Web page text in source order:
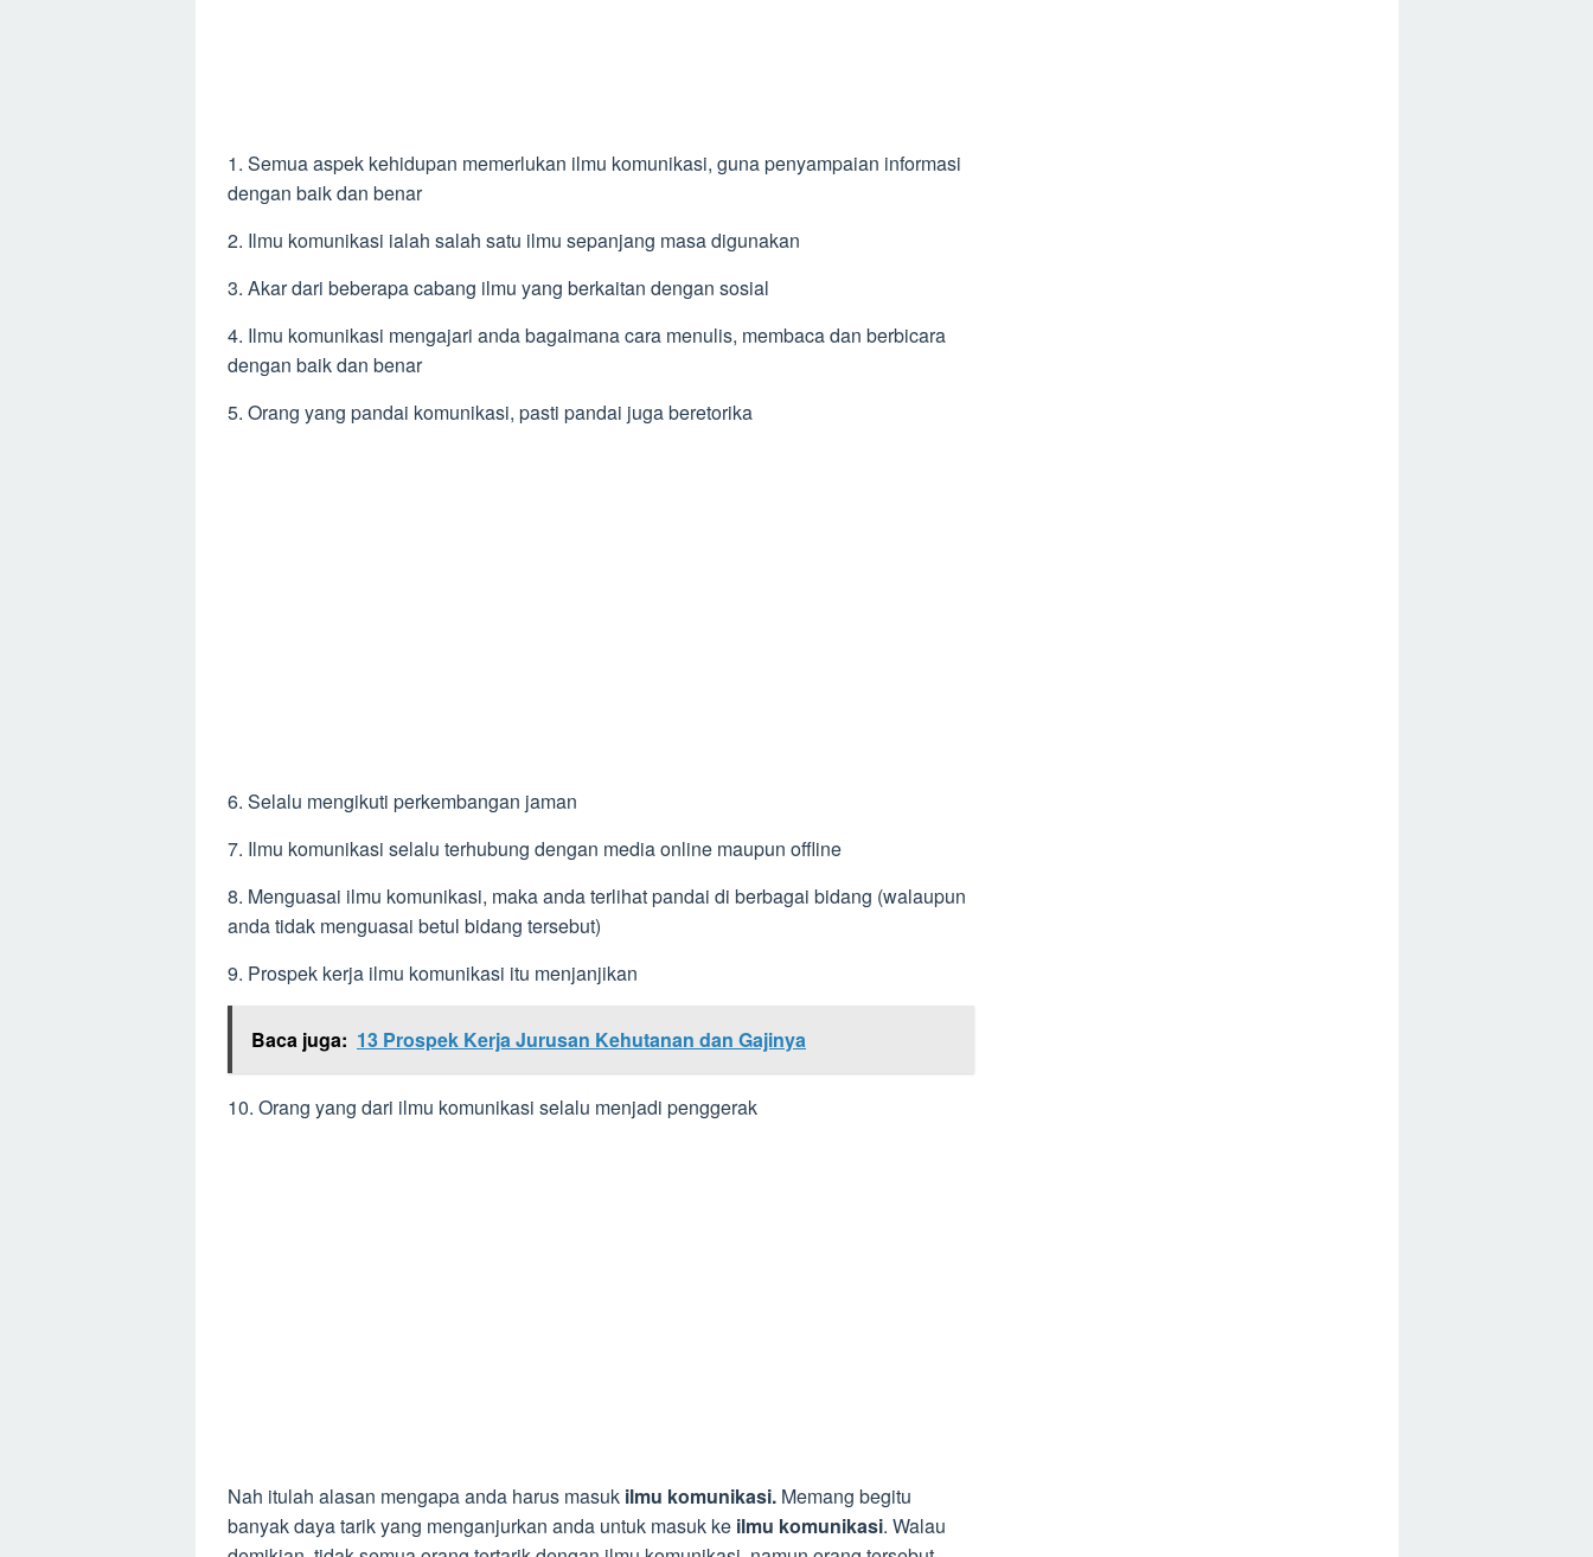
1. Semua aspek kehidupan memerlukan ilmu komunikasi, guna penyampaian informasi
dengan baik dan benar
2. Ilmu komunikasi ialah salah satu ilmu sepanjang masa digunakan
3. Akar dari beberapa cabang ilmu yang berkaitan dengan sosial
4. Ilmu komunikasi mengajari anda bagaimana cara menulis, membaca dan berbicara
dengan baik dan benar
5. Orang yang pandai komunikasi, pasti pandai juga beretorika
6. Selalu mengikuti perkembangan jaman
7. Ilmu komunikasi selalu terhubung dengan media online maupun offline
8. Menguasai ilmu komunikasi, maka anda terlihat pandai di berbagai bidang (walaupun
anda tidak menguasai betul bidang tersebut)
9. Prospek kerja ilmu komunikasi itu menjanjikan
Baca juga: 13 Prospek Kerja Jurusan Kehutanan dan Gajinya
10. Orang yang dari ilmu komunikasi selalu menjadi penggerak
Nah itulah alasan mengapa anda harus masuk ilmu komunikasi. Memang begitu
banyak daya tarik yang menganjurkan anda untuk masuk ke ilmu komunikasi. Walau